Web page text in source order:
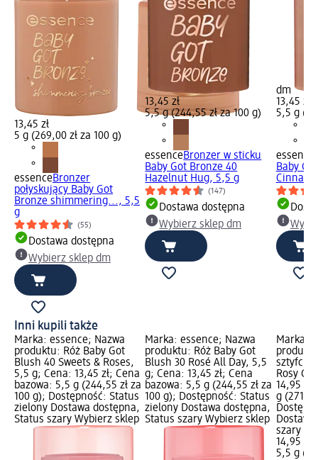
13,45 zł
5 g (269,00 zł za 100 g)
essenceBronzer
połyskujący Baby Got
Bronze shimmering..., 5,5
g
(55)
Dostawa dostępna
Wybierz sklep dm
13,45 zł
5,5 g (244,55 zł za 100 g)
essenceBronzer w sticku
Baby Got Bronze 40
Hazelnut Hug, 5,5 g
(147)
Dostawa dostępna
Wybierz sklep dm
dm
13,45 zł
5,5 g
essence
Baby
Inni kupili także
Marka: essence; Nazwa
produktu: Róż Baby Got
Blush 40 Sweets & Roses,
5,5 g; Cena: 13,45 zł; Cena
bazowa: 5,5 g (244,55 zł za
100 g); Dostępność: Status
zielony Dostawa dostępna,
Status szary Wybierz sklep
Marka: essence; Nazwa
produktu: Róż Baby Got
Blush 30 Rosé All Day, 5,5
g; Cena: 13,45 zł; Cena
bazowa: 5,5 g (244,55 zł za
100 g); Dostępność: Status
zielony Dostawa dostępna,
Status szary Wybierz sklep
Marka:
sztyfcie
Rosy
14,95
g
szary
14,95 zł
5,5 g